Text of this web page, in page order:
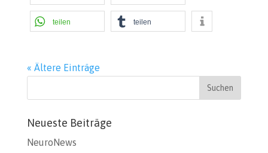
teilen teilen
« Ältere Einträge
Neueste Beiträge
NeuroNews